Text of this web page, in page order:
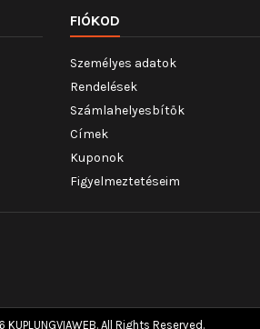
FIÓKOD
Személyes adatok
Rendelések
Számlahelyesbítők
Címek
Kuponok
Figyelmeztetéseim
All Rights Reserved.